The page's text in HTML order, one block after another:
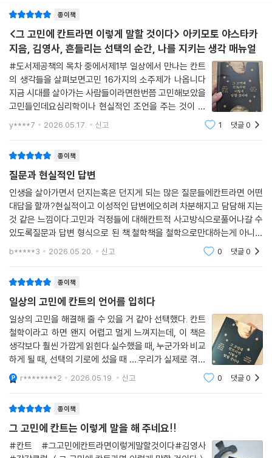
첫째, 현실의 딜레마를 칸트의 시선으로 탐색한다. ‘일을 잘 못할 때’, ‘비교
하는 마음에 괴로울 때’, ‘관계가 어긋날 때’ 등 누구나 마주하는 고민 앞에
서 칸트라면 어떻게 답했을지 그의 사유법을 대입한다. 둘째, 칸트 철학의
현대적 유효성을 검증한다. 고전의 가치를 맹목적으로 추종하는 데 그치지
않고, “급변하는 시대에 확고한 원칙은 오히려 방해가 되지 않는가?”와 같
은 질문을 던진다. 오늘날에도 칸트 철학이 여전히 작동하는지 살피며, 현
대 사회에서 맞닥뜨리는 윤리적 한계와 오류까지 면밀히 파고든다.
정답을 주입하는 대신 칸트의 논리를 따라가고, 때로는 반박하며 재구성하
는 과정을 통해 독자 스스로 ‘자기 기준’을 세우도록 돕는다. ‘멋대로’ 살고
싶지만 동시에 ‘제대로’ 살고 싶은 이들을 위한 최소한의 생각 매뉴얼이다.
타인의 정답을 빌려 쓰는 삶이 편할 수는 있다. 그러나 결코 나의 삶이 될
수는 없다. 정직이 보편적인 원칙이라면, 그 원칙을 어기고 이익을 취하려
는 순간에 자문해야 한다. “이 선택이 정당한가?” 이처럼 스스로 답을 찾
아나가는 과정에서 독자는 기분과 상황, 타인의 소음에 휩쓸리지 않고 오
직 자신의 이성으로 바로 서는 단단한 주체성을 회복하게 될 것이다.
· 나를 지키는 생각이란? 스스로 생각한다는 것의 의미
“스스로 생각할 용기를 가져라!”라는 칸트의 일침을 일상의 고민과 연결
한다. 사람들의 시선과 분위기에 휘둘려 ‘미움받고 있나’를 걱정하는 순간,
판단의 기준은 이미 외부로 옮겨간 상태다. 칸트는 이때 필요한 것이 감정
에 대한 해석이 아니라, 여러 사람의 입장에서 사유를 확장하는 태도라고
말한다. 타인의 반응을 단서 삼아 자신을 단정 짓는 대신, 모든 이의 처지에
서 판단을 점검하고 자신에게도 동일한 기준을 적용하는 것이 핵심이다.
확장된 시선으로 자신을 점검하는 일임을 일깨운다.
· 관계의 품격이란? 인간을 수단이 아닌 목적으로 대하는 일
종이책
<그 고민에 칸트라면 이렇게 말할 것이다> 아키모토 야스타카
지음, 김영사, 흔들리는 선택의 순간, 나를 지키는 생각 매뉴얼
#도서제공책의 목차 중에서제1부 일상에서 만나는 칸트
의 생각들을 살펴보면고민 16가지의 소주제가 나옵니다
지금 시대를 살아가는 사람들이라면한번쯤 고민해보았을
고민들인데요심리학이나 현실적인 조언을 주는 것이 아
니라,칸트라면 어떻게 답했을지칸트의 철학적 관점을 알
려줍니다저는 고민 13. 학문의 쓸모와 의미가 무엇인가
y****7 2026.05.17. 신고 1 댓글0
종이책
질문과 현실적인 답변
인생을 살아가면서 던지는혹은 던지게 되는 많은 질문들에칸트라면 어떤
대답을 할까?현실적이고 이성적인 답변에오히려 차분해지고 담담해 지는
것 같은 느낌이다.고민과 걱정들에 대해칸트적 사고방식으로풀어나갈 수
있도록질문과 답변 형식으로 된 책.철학책을 철학으로만대하는게 아니라
현실에 적용하여도움이 될 수 있도록구성했기에 꼭 읽어봐야 하는 책이라
b*****3 2026.05.20. 신고 0 댓글0
종이책
일상의 고민에 칸트의 언어를 입히다
일상의 고민을 해결해 줄 수 있을 거 같아 선택했다. 칸트
철학이라고 하면 왠지 어렵고 멀게 느껴지는데, 이 책은
생각보다 훨씬 가깝게 읽힌다.실수했을 때, 누군가와 비교
하게 될 때, 선택의 기로에 섰을 때 ….우리가 실제로 겪는
상황들을 하나씩 꺼내놓고 칸트라면 어떻게 말했을지를
따라가는 방식이다. 챕터가 짧고 독립적이라 순서 없이 읽
r********2 2026.05.19. 신고 0 댓글0
종이책
그 고민에 칸트는 이렇게 말을 해 주네요!!
#칸트 #그고민에칸트라면이렇게말할것이다#김영사